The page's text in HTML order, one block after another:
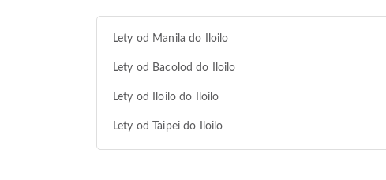
Lety od Manila do Iloilo
Lety od Bacolod do Iloilo
Lety od Iloilo do Iloilo
Lety od Taipei do Iloilo